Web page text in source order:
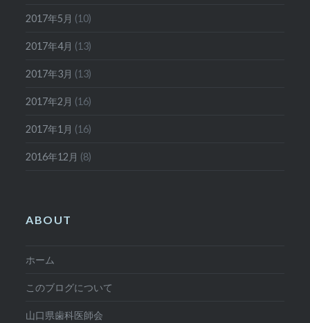
2017年5月 (10)
2017年4月 (13)
2017年3月 (13)
2017年2月 (16)
2017年1月 (16)
2016年12月 (8)
ABOUT
ホーム
このブログについて
山口県歯科医師会